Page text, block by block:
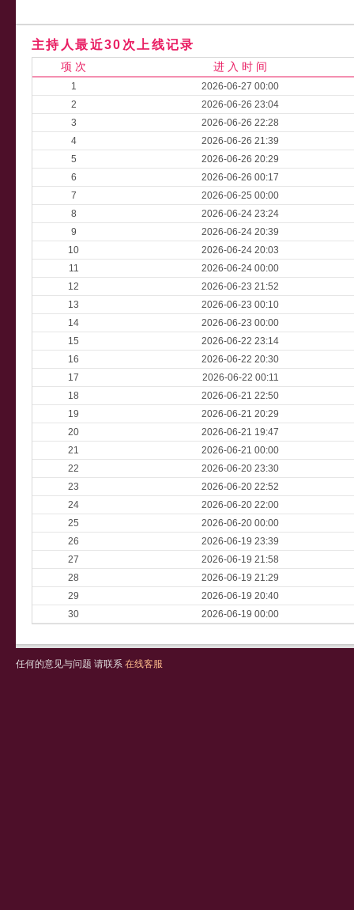
主持人最近30次上线记录
项 次 进 入 时 间
1
2026-06-27 00:00
2
2026-06-26 23:04
3
2026-06-26 22:28
4
2026-06-26 21:39
5
2026-06-26 20:29
6
2026-06-26 00:17
7
2026-06-25 00:00
8
2026-06-24 23:24
9
2026-06-24 20:39
10
2026-06-24 20:03
11
2026-06-24 00:00
12
2026-06-23 21:52
13
2026-06-23 00:10
14
2026-06-23 00:00
15
2026-06-22 23:14
16
2026-06-22 20:30
17
2026-06-22 00:11
18
2026-06-21 22:50
19
2026-06-21 20:29
20
2026-06-21 19:47
21
2026-06-21 00:00
22
2026-06-20 23:30
23
2026-06-20 22:52
24
2026-06-20 22:00
25
2026-06-20 00:00
26
2026-06-19 23:39
27
2026-06-19 21:58
28
2026-06-19 21:29
29
2026-06-19 20:40
30
2026-06-19 00:00
任何的意见与问题 请联系 在线客服